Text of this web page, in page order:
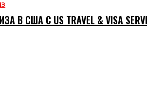
В США С US TRAVEL & VISA